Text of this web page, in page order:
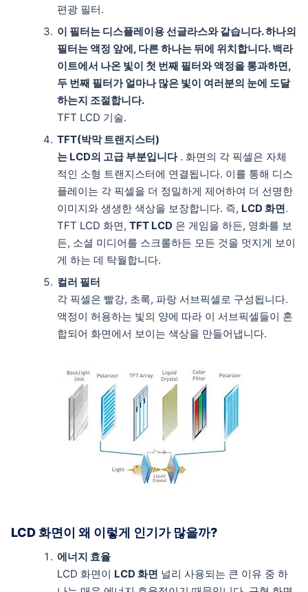
편광 필터.
이 필터는 디스플레이용 선글라스와 같습니다. 하나의
필터는 액정 앞에, 다른 하나는 뒤에 위치합니다. 백라
이트에서 나온 빛이 첫 번째 필터와 액정을 통과하면,
두 번째 필터가 얼마나 많은 빛이 여러분의 눈에 도달
하는지 조절합니다.
TFT LCD 기술.
TFT(박막 트랜지스터)
는 LCD의 고급 부분입니다. 화면의 각 픽셀은 자체
적인 소형 트랜지스터에 연결됩니다. 이를 통해 디스
플레이는 각 픽셀을 더 정밀하게 제어하여 더 선명한
이미지와 생생한 색상을 보장합니다. 즉, LCD 화면.
TFT LCD 화면,TFT LCD 은 게임을 하든, 영화를 보
든, 소셜 미디어를 스크롤하든 모든 것을 멋지게 보이
게 하는 데 탁월합니다.
컬러 필터
각 픽셀은 빨강, 초록, 파랑 서브픽셀로 구성됩니다.
액정이 허용하는 빛의 양에 따라 이 서브픽셀들이 혼
합되어 화면에서 보이는 색상을 만들어냅니다.
LCD 화면이 왜 이렇게 인기가 많을까?
에너지 효율
LCD 화면이 LCD 화면 널리 사용되는 큰 이유 중 하